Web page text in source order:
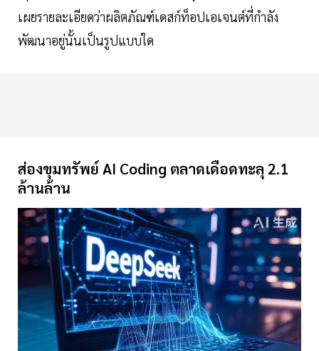
เผยรายละเอียดว่าผลิตภัณฑ์เดสก์ท็อปเอเจนต์ที่กำลัง
พัฒนาอยู่นั้นเป็นรูปแบบใด
ส่องขุมทรัพย์ AI Coding ตลาดเดือดทะลุ 2.1
ล้านล้าน